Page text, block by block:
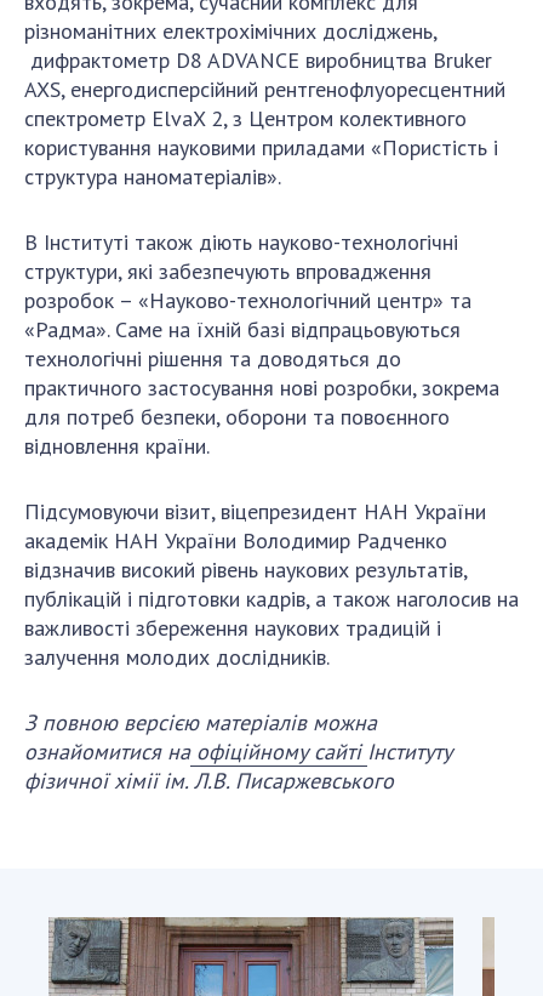
різноманітних електрохімічних досліджень,
дифрактометр D8 ADVANCE виробництва Bruker
AXS, енергодисперсійний рентгенофлуоресцентний
спектрометр ElvaX 2, з Центром колективного
користування науковими приладами «Пористість і
структура наноматеріалів».
В Інституті також діють науково-технологічні
структури, які забезпечують впровадження
розробок – «Науково-технологічний центр» та
«Радма». Саме на їхній базі відпрацьовуються
технологічні рішення та доводяться до
практичного застосування нові розробки, зокрема
для потреб безпеки, оборони та повоєнного
відновлення країни.
Підсумовуючи візит, віцепрезидент НАН України
академік НАН України Володимир Радченко
відзначив високий рівень наукових результатів,
публікацій і підготовки кадрів, а також наголосив на
важливості збереження наукових традицій і
залучення молодих дослідників.
З повною версією матеріалів можна
ознайомитися наофіційному сайті Інституту
фізичної хімії ім. Л.В. Писаржевського